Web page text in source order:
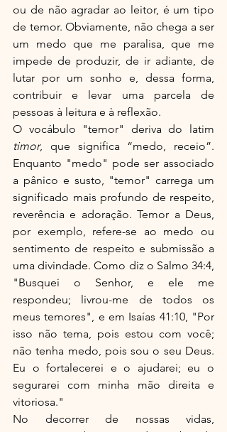
ou de não agradar ao leitor, é um tipo
de temor. Obviamente, não chega a ser
um medo que me paralisa, que me
impede de produzir, de ir adiante, de
lutar por um sonho e, dessa forma,
contribuir e levar uma parcela de
pessoas à leitura e à reflexão.
timor, que significa “medo, receio”.
Enquanto "medo" pode ser associado
a pânico e susto, "temor" carrega um
significado mais profundo de respeito,
reverência e adoração. Temor a Deus,
por exemplo, refere-se ao medo ou
sentimento de respeito e submissão a
uma divindade. Como diz o Salmo 34:4,
"Busquei o Senhor, e ele me
respondeu; livrou-me de todos os
meus temores", e em Isaías 41:10, "Por
isso não tema, pois estou com você;
não tenha medo, pois sou o seu Deus.
Eu o fortalecerei e o ajudarei; eu o
segurarei com minha mão direita e
vitoriosa."
No decorrer de nossas vidas,